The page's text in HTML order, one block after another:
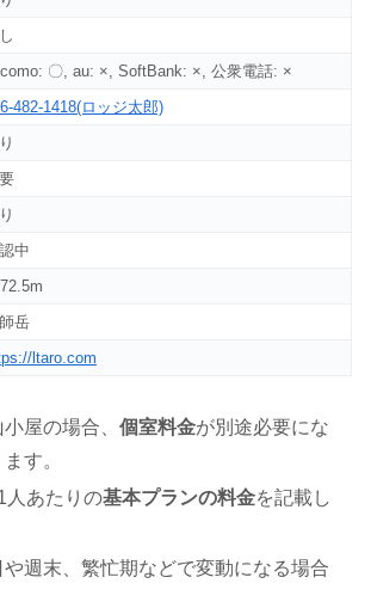
〇, au: ×, SoftBank: ×, 公衆電話: ×
482-1418(ロッジ太郎)
中
岳
ltaro.com
屋の場合、個室料金が別途必要にな
す。
人あたりの基本プランの料金を記載し
週末、繁忙期などで変動になる場合